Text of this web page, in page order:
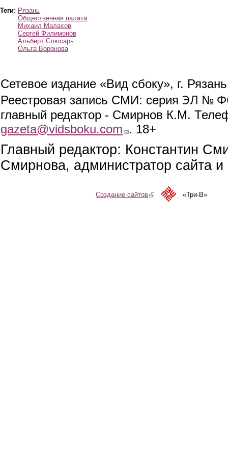
Теги: Рязань
Общественная палата
Михаил Малахов
Сергей Филимонов
Альберт Слюсарь
Ольга Воронова
Сетевое издание «Вид сбоку», г.
Реестровая запись СМИ: серия ЭЛ №
главный редактор - Смирнов К.М.
gazeta@vidsboku.com (link sends e-mail)
. 18+
Главный редактор: Константин
Смирнова, администратор сайта
Создание сайтов(link is external)«Три-В»